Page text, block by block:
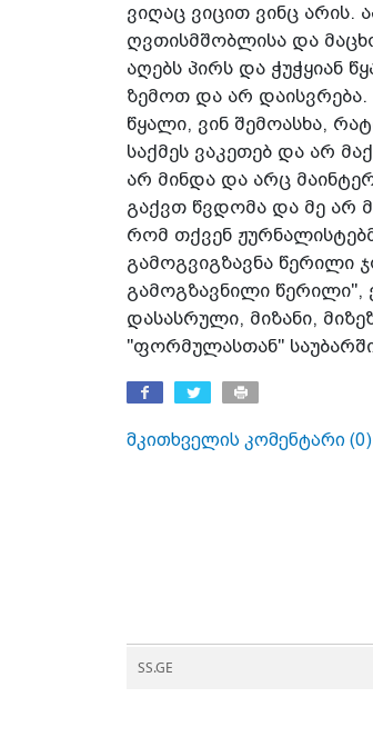
ვიღაც ვიცით ვინც
ღვთისმშობლისა და
აღებს პირს და ჭუჭყიან
ზემოთ და არ დაისვრება.
წყალი, ვინ შემოასხა,
საქმეს ვაკეთებ და არ
არ მინდა და არც
გაქვთ წვდომა და მე არ
რომ თქვენ
გამოგვიგზავნა წერილი
გამოგზავნილი წერილი",
დასასრული, მიზანი,
"ფორმულასთან"
მკითხველის კომენტარი (0)
SS.GE